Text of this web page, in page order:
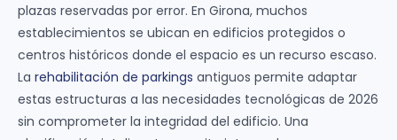
plazas reservadas por error. En Girona, muchos
establecimientos se ubican en edificios protegidos o
centros históricos donde el espacio es un recurso escaso.
La rehabilitación de parkings antiguos permite adaptar
estas estructuras a las necesidades tecnológicas de 2026
sin comprometer la integridad del edificio. Una